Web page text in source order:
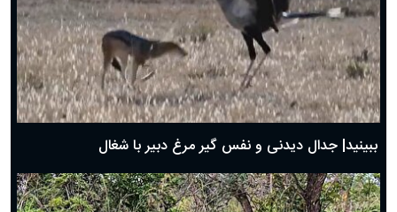
دعای روز سوم ماه مبارک رمضان؛ ۱۴ اسفند ۱۴۰۴
دعای روز دوم ماه مبارک رمضان ۱ اسفند ماه ۱۴۰۴
دعای روز اول ماه مبارک رمضان، ۳۰ بهمن ۱۴۰۴
حضرت زینب(س) چگونه از دنیا رفت؟
بهترین پیامک تبریک روز پدر ۱۴۰۴؛ جملات زیبا و صمیمانه
ببینید| جدال دیدنی و نفس گیر مرغ دبیر با شغال